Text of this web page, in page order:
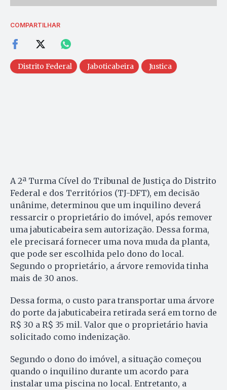
COMPARTILHAR
Distrito Federal Jaboticabeira Justica
A 2ª Turma Cível do Tribunal de Justiça do Distrito
Federal e dos Territórios (TJ-DFT), em decisão
unânime, determinou que um inquilino deverá
ressarcir o proprietário do imóvel, após remover
uma jabuticabeira sem autorização. Dessa forma,
ele precisará fornecer uma nova muda da planta,
que pode ser escolhida pelo dono do local.
Segundo o proprietário, a árvore removida tinha
mais de 30 anos.
Dessa forma, o custo para transportar uma árvore
do porte da jabuticabeira retirada será em torno de
R$ 30 a R$ 35 mil. Valor que o proprietário havia
solicitado como indenização.
Segundo o dono do imóvel, a situação começou
quando o inquilino durante um acordo para
instalar uma piscina no local. Entretanto, a